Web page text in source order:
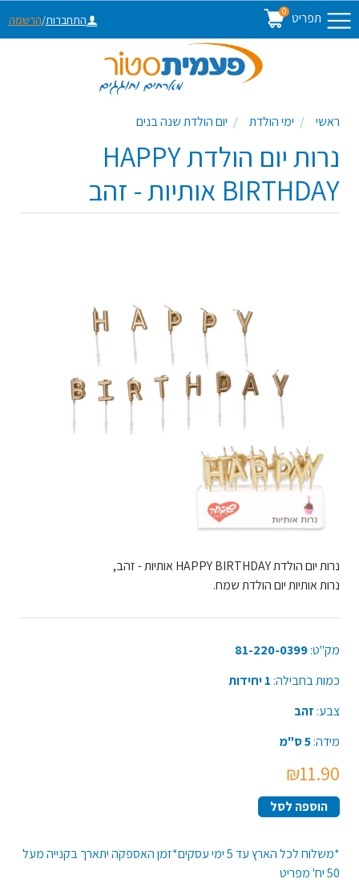
תפריט 0
התחברות/הרשמה
ראשי ימי הולדת יום הולדת שנה בנים
נרות יום הולדת HAPPY
BIRTHDAY אותיות - זהב
נרות יום הולדת HAPPY BIRTHDAY אותיות - זהב,
נרות אותיות יום הולדת שמח.
מק"ט:81-220-0399
כמות בחבילה: 1 יחידות
צבע: זהב
מידה:5 ס"מ
₪11.90
הוספה לסל
*משלוח לכל הארץ עד 5 ימי עסקים*זמן האספקה יתארך בקנייה מעל
50 יח' מפריט